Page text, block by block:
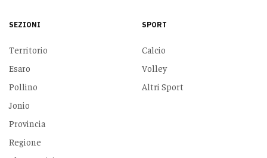
SEZIONI
Territorio
Esaro
Pollino
Jonio
Provincia
Regione
SPORT
Calcio
Volley
Altri Sport